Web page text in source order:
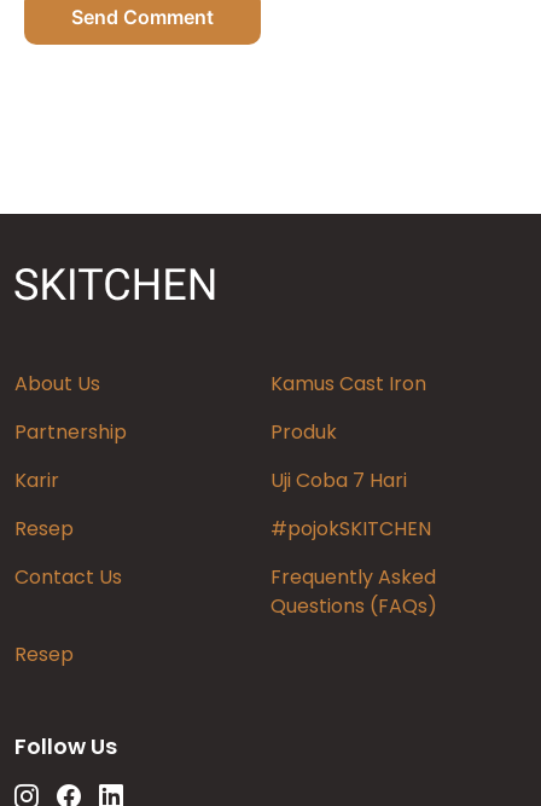
Send Comment
About Us
Kamus Cast Iron
Partnership
Produk
Karir
Uji Coba 7 Hari
Resep
#pojokSKITCHEN
Contact Us
Frequently Asked
Questions (FAQs)
Resep
Follow Us